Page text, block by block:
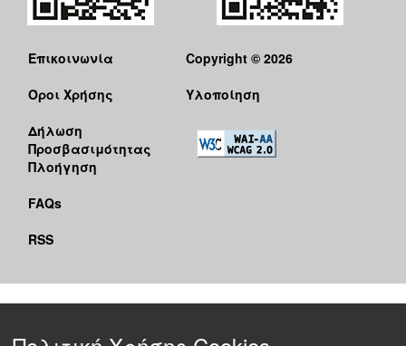
Επικοινωνία
Όροι Χρήσης
Δήλωση
Προσβασιμότητας
Πλοήγηση
FAQs
RSS
Copyright © 2026
Υλοποίηση